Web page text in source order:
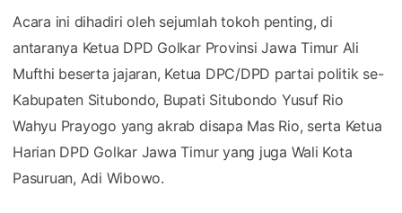
Acara ini dihadiri oleh sejumlah tokoh penting, di
antaranya Ketua DPD Golkar Provinsi Jawa Timur Ali
Mufthi beserta jajaran, Ketua DPC/DPD partai politik se-
Kabupaten Situbondo, Bupati Situbondo Yusuf Rio
Wahyu Prayogo yang akrab disapa Mas Rio, serta Ketua
Harian DPD Golkar Jawa Timur yang juga Wali Kota
Pasuruan, Adi Wibowo.